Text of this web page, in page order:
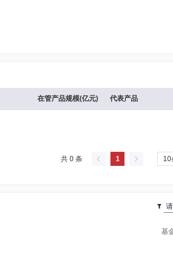
在管产品规模(亿元) 代表产品
共 0 条 1